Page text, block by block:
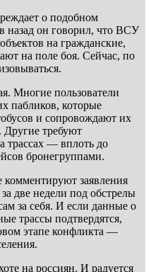
о подобном
назад он говорил, что ВСУ
на гражданские,
на поле боя. Сейчас, по
Многие пользователи
пабликов, которые
и сопровождают их
требуют
трассах — вплоть до
бронегруппами.
заявления
две недели под обстрелы
за себя. И если данные о
трассы подтвердятся,
этапе конфликта —
на россиян. И радуется